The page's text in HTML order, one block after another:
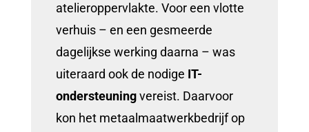
atelieroppervlakte. Voor een vlotte
verhuis – en een gesmeerde
dagelijkse werking daarna – was
uiteraard ook de nodige IT-
ondersteuningvereist. Daarvoor
kon het metaalmaatwerkbedrijf op